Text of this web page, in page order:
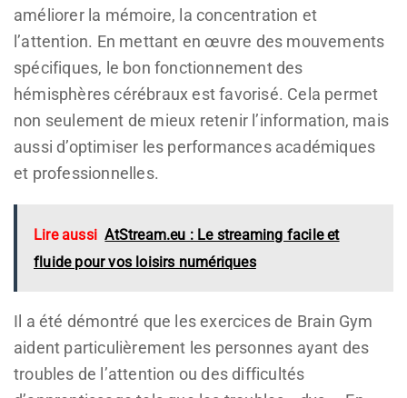
améliorer la mémoire, la concentration et
l’attention. En mettant en œuvre des mouvements
spécifiques, le bon fonctionnement des
hémisphères cérébraux est favorisé. Cela permet
non seulement de mieux retenir l’information, mais
aussi d’optimiser les performances académiques
et professionnelles.
Lire aussi AtStream.eu : Le streaming facile et
fluide pour vos loisirs numériques
Il a été démontré que les exercices de Brain Gym
aident particulièrement les personnes ayant des
troubles de l’attention ou des difficultés